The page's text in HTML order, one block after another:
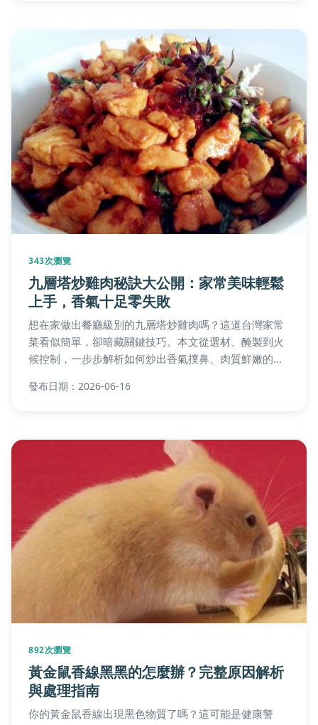
343次瀏覽
九層塔炒雞肉秘訣大公開：家常美味輕鬆
上手，香氣十足零失敗
想在家做出餐廳級別的九層塔炒雞肉嗎？這道台灣家常
菜看似簡單，卻暗藏關鍵技巧。本文從選材、醃製到火
候控制，一步步解析如何炒出香氣撲鼻、肉質鮮嫩的九
次成功。
發布日期：2026-06-16
892次瀏覽
黃金鼠香線黑黑的怎麼辦？完整原因解析
與處理指南
你的黃金鼠香線出現黑色物質了嗎？這可能是健康警